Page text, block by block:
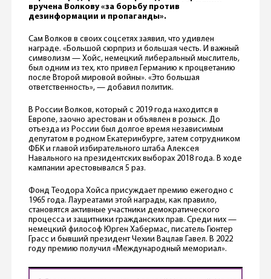
вручена Волкову «за борьбу против
дезинформации и пропаганды».
Сам Волков в своих соцсетях заявил, что удивлен
награде. «Большой сюрприз и большая честь. И важный
символизм — Хойс, немецкий либеральный мыслитель,
был одним из тех, кто привел Германию к процветанию
после Второй мировой войны». «Это большая
ответственность», — добавил политик.
В России Волков, который с 2019 года находится в
Европе, заочно арестован и объявлен в розыск‎. До
отъезда из России был долгое время независимым
депутатом в родном Екатеринбурге, затем сотрудником
ФБК и главой избирательного штаба Алексея
Навального на президентских выборах 2018 года. В ходе
кампании арестовывался 5 раз.
Фонд Теодора Хойса присуждает премию ежегодно с
1965 года. Лауреатами этой награды, как правило,
становятся активные участники демократического
процесса и защитники гражданских прав. Среди них —
немецкий философ Юрген Хабермас, писатель Гюнтер
Грасс и бывший президент Чехии Вацлав Гавел. В 2022
году премию получил «Международный мемориал».